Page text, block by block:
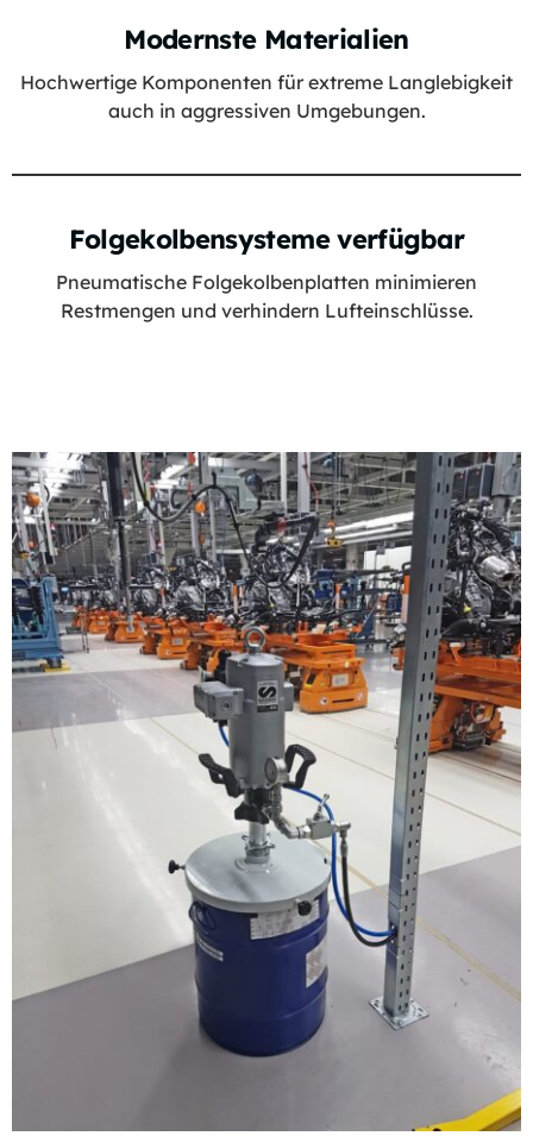
Modernste Materialien
Hochwertige Komponenten für extreme Langlebigkeit
auch in aggressiven Umgebungen.
Folgekolbensysteme verfügbar
Pneumatische Folgekolbenplatten minimieren
Restmengen und verhindern Lufteinschlüsse.